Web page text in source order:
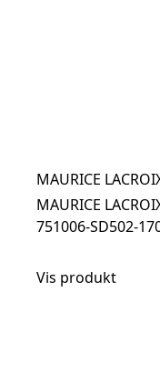
MAURICE
MAURICE
751006-SD502-
Vis produkt